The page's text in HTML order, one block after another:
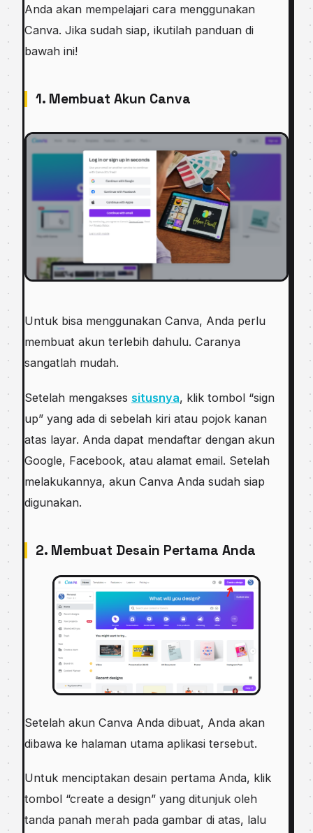
Anda akan mempelajari cara menggunakan
Canva. Jika sudah siap, ikutilah panduan di
bawah ini!
1. Membuat Akun Canva
Untuk bisa menggunakan Canva, Anda perlu
membuat akun terlebih dahulu. Caranya
sangatlah mudah.
Setelah mengakses situsnya, klik tombol “sign
up” yang ada di sebelah kiri atau pojok kanan
atas layar. Anda dapat mendaftar dengan akun
Google, Facebook, atau alamat email. Setelah
melakukannya, akun Canva Anda sudah siap
digunakan.
2. Membuat Desain Pertama Anda
Setelah akun Canva Anda dibuat, Anda akan
dibawa ke halaman utama aplikasi tersebut.
Untuk menciptakan desain pertama Anda, klik
tombol “create a design” yang ditunjuk oleh
tanda panah merah pada gambar di atas, lalu